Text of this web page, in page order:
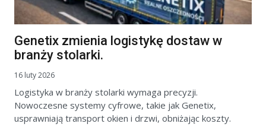
Genetix zmienia logistykę dostaw w
branży stolarki.
16 luty 2026
Logistyka w branży stolarki wymaga precyzji.
Nowoczesne systemy cyfrowe, takie jak Genetix,
usprawniają transport okien i drzwi, obniżając koszty.